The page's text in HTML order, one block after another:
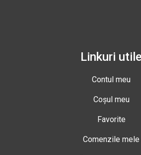
Linkuri utile
Contul meu
Coșul meu
Favorite
Comenzile mele